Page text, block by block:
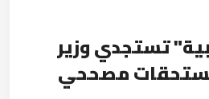
تستجدي وزير
مصححي